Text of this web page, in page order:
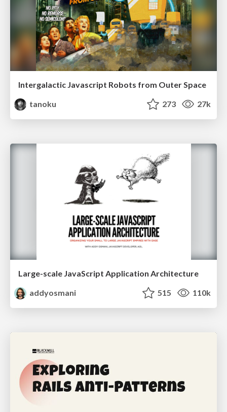
Intergalactic Javascript Robots from Outer Space
tanoku
273 27k
Large-scale JavaScript Application Architecture
addyosmani
515 110k